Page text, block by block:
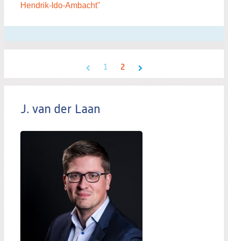
Hendrik-Ido-Ambacht"
1 2
J. van der Laan